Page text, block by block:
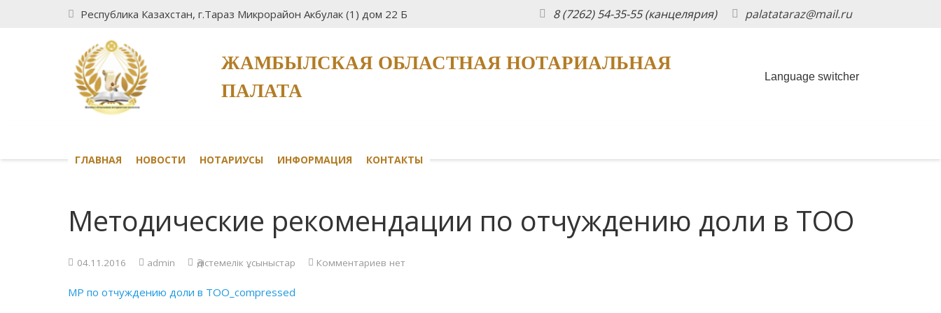
Республика Казахстан, г.Тараз Микрорайон Акбулак (1) дом 22 Б 8 (7262) 54-35-55 (канцелярия) palatataraz@mail.ru
ЖАМБЫЛСКАЯ ОБЛАСТНАЯ НОТАРИАЛЬНАЯ
ПАЛАТА
Language switcher
ГЛАВНАЯ НОВОСТИ НОТАРИУСЫ ИНФОРМАЦИЯ КОНТАКТЫ
Методические рекомендации по отчуждению доли в ТОО
04.11.2016 admin Әдістемелік ұсыныстар Комментариев нет
МР по отчуждению доли в ТОО_compressed